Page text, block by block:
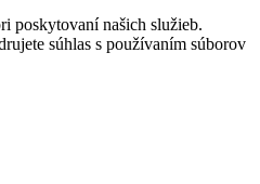
poskytovaní našich služieb.
súhlas s používaním súborov